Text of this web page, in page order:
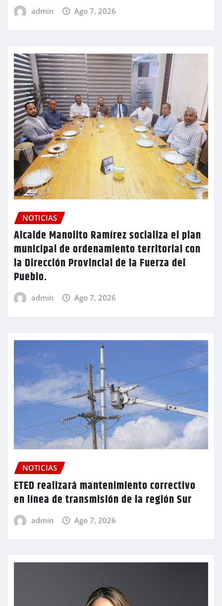
admin Ago 7, 2026
NOTICIAS
Alcalde Manolito Ramírez socializa el plan
municipal de ordenamiento territorial con
la Dirección Provincial de la Fuerza del
Pueblo.
admin Ago 7, 2026
NOTICIAS
ETED realizará mantenimiento correctivo
en línea de transmisión de la región Sur
admin Ago 7, 2026